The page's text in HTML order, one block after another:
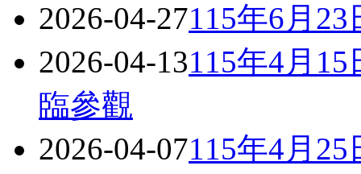
2026-04-27115年6月
2026-04-13115年4月
臨參觀
2026-04-07115年4月